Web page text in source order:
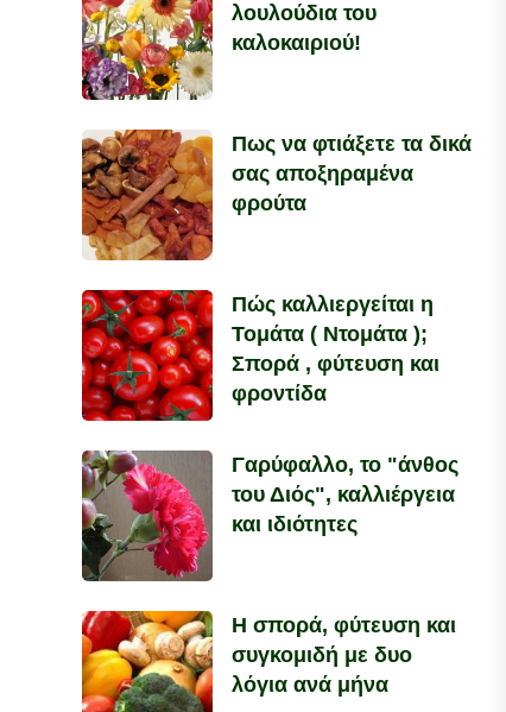
λουλούδια του
καλοκαιριού!
Πως να φτιάξετε τα δικά
σας αποξηραμένα
φρούτα
Πώς καλλιεργείται η
Τομάτα ( Ντομάτα );
Σπορά , φύτευση και
φροντίδα
Γαρύφαλλο, το "άνθος
του Διός", καλλιέργεια
και ιδιότητες
Η σπορά, φύτευση και
συγκομιδή με δυο
λόγια ανά μήνα